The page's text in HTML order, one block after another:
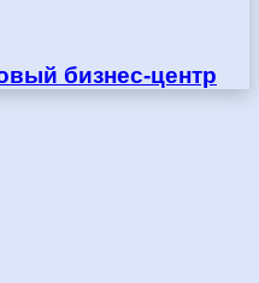
бизнес-центр